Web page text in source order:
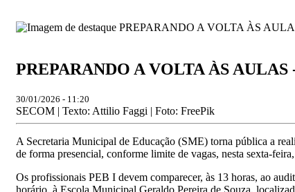
PREPARANDO A VOLTA ÀS AULAS
30/01/2026 - 11:20
SECOM | Texto: Attilio Faggi | Foto: FreePik
A Secretaria Municipal de Educação (SME) torna pública a
de forma presencial, conforme limite de vagas, nesta sexta-
Os profissionais PEB I devem comparecer, às 13 horas, ao
horário, à Escola Municipal Geraldo Pereira de Souza,